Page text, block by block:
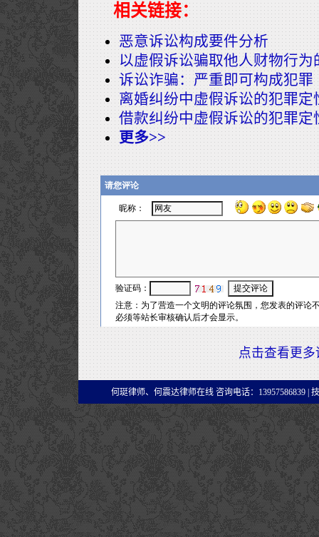
相关链接：
恶意诉讼构成要件分析
以虚假诉讼骗取他人财物行为
诉讼诈骗：严重即可构成犯罪
离婚纠纷中虚假诉讼的犯罪定
借款纠纷中虚假诉讼的犯罪定
更多>>
点击查看更多
何珽律师、何震达律师在线 咨询电话：13957586839 |